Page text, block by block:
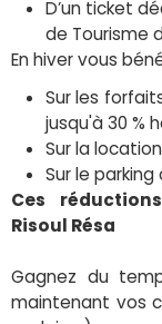
D’un ticket
de Tourisme
En hiver vous
Sur les
jusqu'à 30 %
Sur la
Sur le
Ces
Risoul Résa
Gagnez du
maintenant vos